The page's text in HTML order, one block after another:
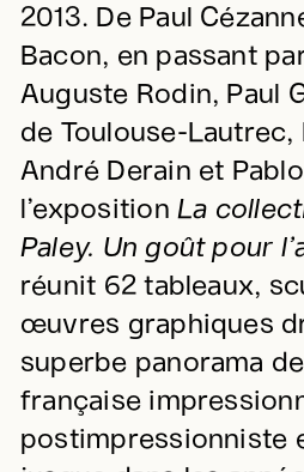
2013. De Paul
Bacon, en passant
Auguste Rodin, Paul
de Toulouse-Lautrec,
André Derain et
l’exposition La
Paley. Un goût pour
réunit 62 tableaux,
œuvres graphiques
superbe panorama
française
postimpressionniste